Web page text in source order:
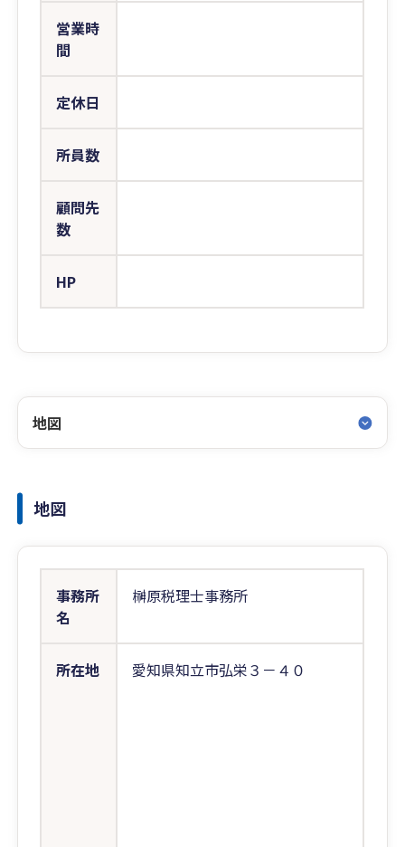
営業時
間
定休日
所員数
顧問先
数
HP
地図
地図
事務所
名
榊原税理士事務所
所在地 愛知県知立市弘栄３－４０